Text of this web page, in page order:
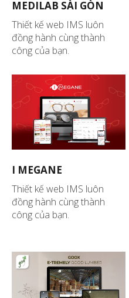
MEDILAB SÀI GÒN
Thiết kế web IMS luôn
đồng hành cùng thành
công của bạn.
I MEGANE
Thiết kế web IMS luôn
đồng hành cùng thành
công của bạn.